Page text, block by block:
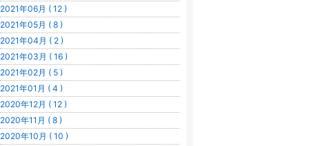
2021年06月 ( 12 )
2021年05月 ( 8 )
2021年04月 ( 2 )
2021年03月 ( 16 )
2021年02月 ( 5 )
2021年01月 ( 4 )
2020年12月 ( 12 )
2020年11月 ( 8 )
2020年10月 ( 10 )